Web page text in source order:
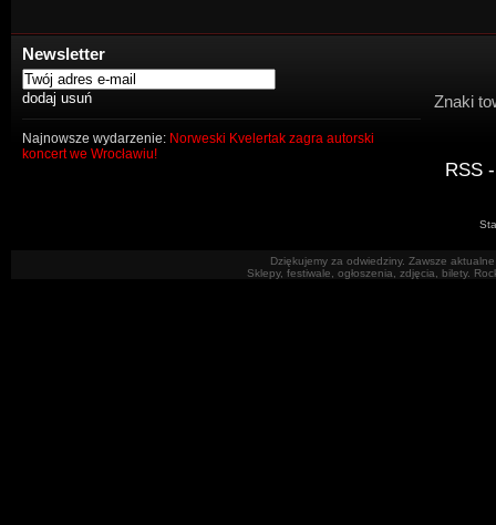
Newsletter
Najnowsze wydarzenie: Norweski Kvelertak zagra autorski
koncert we Wrocławiu!
Znaki
RSS
Dziękujemy za odwiedziny. Zawsze
Sklepy, festiwale, ogłoszenia, zdjęcia, bilety.